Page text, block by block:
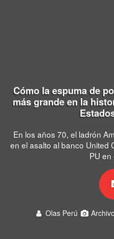
Cómo la espuma de
más grande en la
En los años 70, el ladrón
en el asalto al banco United
PU en
Olas Perú Archivo